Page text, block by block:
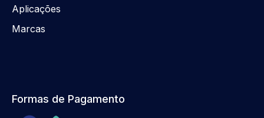
Aplicações
Marcas
Formas de Pagamento